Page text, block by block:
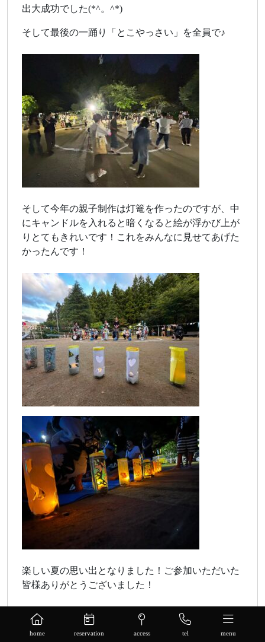
home reservation access tel menu
出大成功でした(*^。^*)
そして最後の一踊り「とこやっさい」を全員で♪
そして今年の親子制作は灯篭を作ったのですが、中
にキャンドルを入れると暗くなると絵が浮かび上が
りとてもきれいです！これをみんなに見せてあげた
かったんです！
楽しい夏の思い出となりました！ご参加いただいた
皆様ありがとうございました！